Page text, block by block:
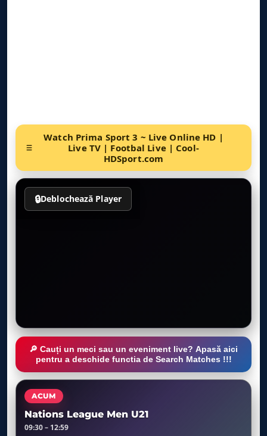
Watch Prima Sport 3 ~ Live Online HD |
Live TV | Footbal Live | Cool-
HDSport.com
🔒Deblochează Player
🔎 Cauți un meci sau un eveniment live? Apasă aici
pentru a deschide functia de Search Matches !!!
ACUM
Nations League Men U21
09:30 – 12:59